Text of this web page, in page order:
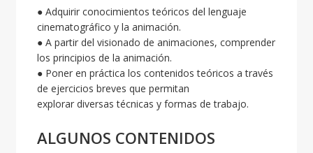
● Adquirir conocimientos teóricos del lenguaje
cinematográfico y la animación.
● A partir del visionado de animaciones, comprender
los principios de la animación.
● Poner en práctica los contenidos teóricos a través
de ejercicios breves que permitan
explorar diversas técnicas y formas de trabajo.
ALGUNOS CONTENIDOS